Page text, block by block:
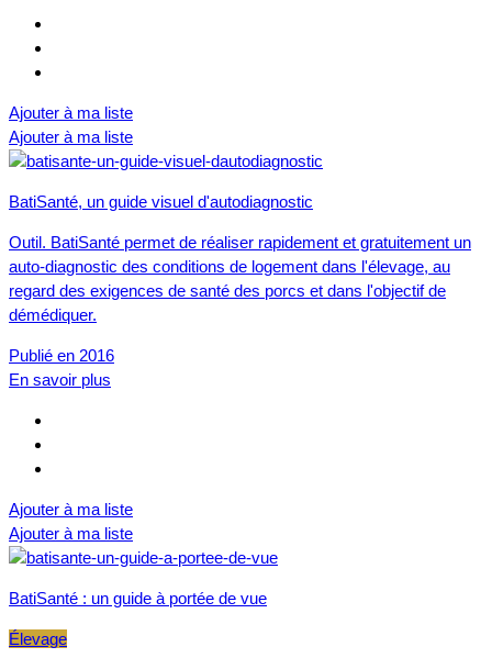
Ajouter à ma liste
Ajouter à ma liste
BatiSanté, un guide visuel d'autodiagnostic
Outil. BatiSanté permet de réaliser rapidement et gratuitement un
auto-diagnostic des conditions de logement dans l'élevage, au
regard des exigences de santé des porcs et dans l'objectif de
démédiquer.
Publié en 2016
En savoir plus
Ajouter à ma liste
Ajouter à ma liste
BatiSanté : un guide à portée de vue
Élevage